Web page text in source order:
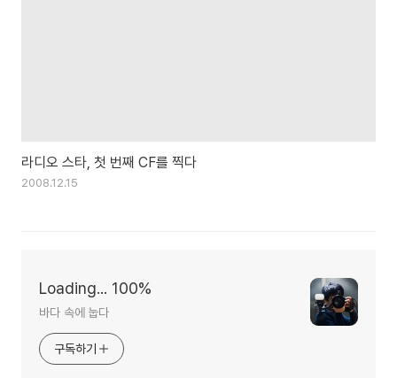
라디오 스타, 첫 번째 CF를 찍다
2008.12.15
Loading... 100%
바다 속에 눕다
구독하기